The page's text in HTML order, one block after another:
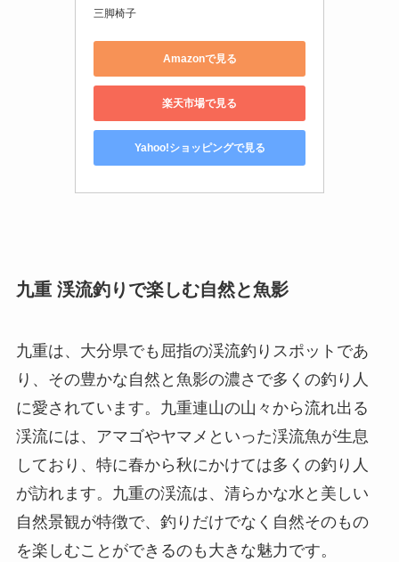
三脚椅子
Amazonで見る
楽天市場で見る
Yahoo!ショッピングで見る
九重 渓流釣りで楽しむ自然と魚影
九重は、大分県でも屈指の渓流釣りスポットであ
り、その豊かな自然と魚影の濃さで多くの釣り人
に愛されています。九重連山の山々から流れ出る
渓流には、アマゴやヤマメといった渓流魚が生息
しており、特に春から秋にかけては多くの釣り人
が訪れます。九重の渓流は、清らかな水と美しい
自然景観が特徴で、釣りだけでなく自然そのもの
を楽しむことができるのも大きな魅力です。